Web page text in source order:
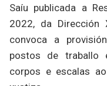
Saíu publicada a
2022, da Dirección
convoca a
postos de traballo
corpos e escalas